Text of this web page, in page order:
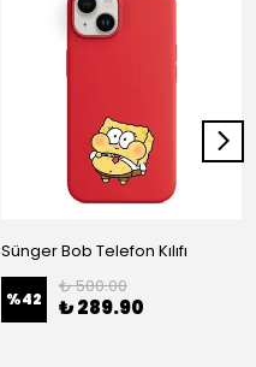
Sünger Bob Telefon Kılıfı
%42
₺ 500.00
₺ 289.90